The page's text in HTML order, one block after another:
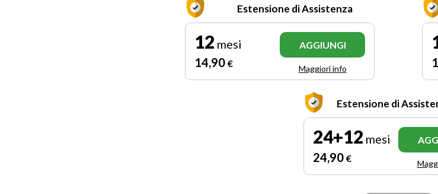
Estensione di Assistenza
12 mesi
14,90 €
AGGIUNGI
Maggiori info
Estensione di
24+12 mesi
24,90 €